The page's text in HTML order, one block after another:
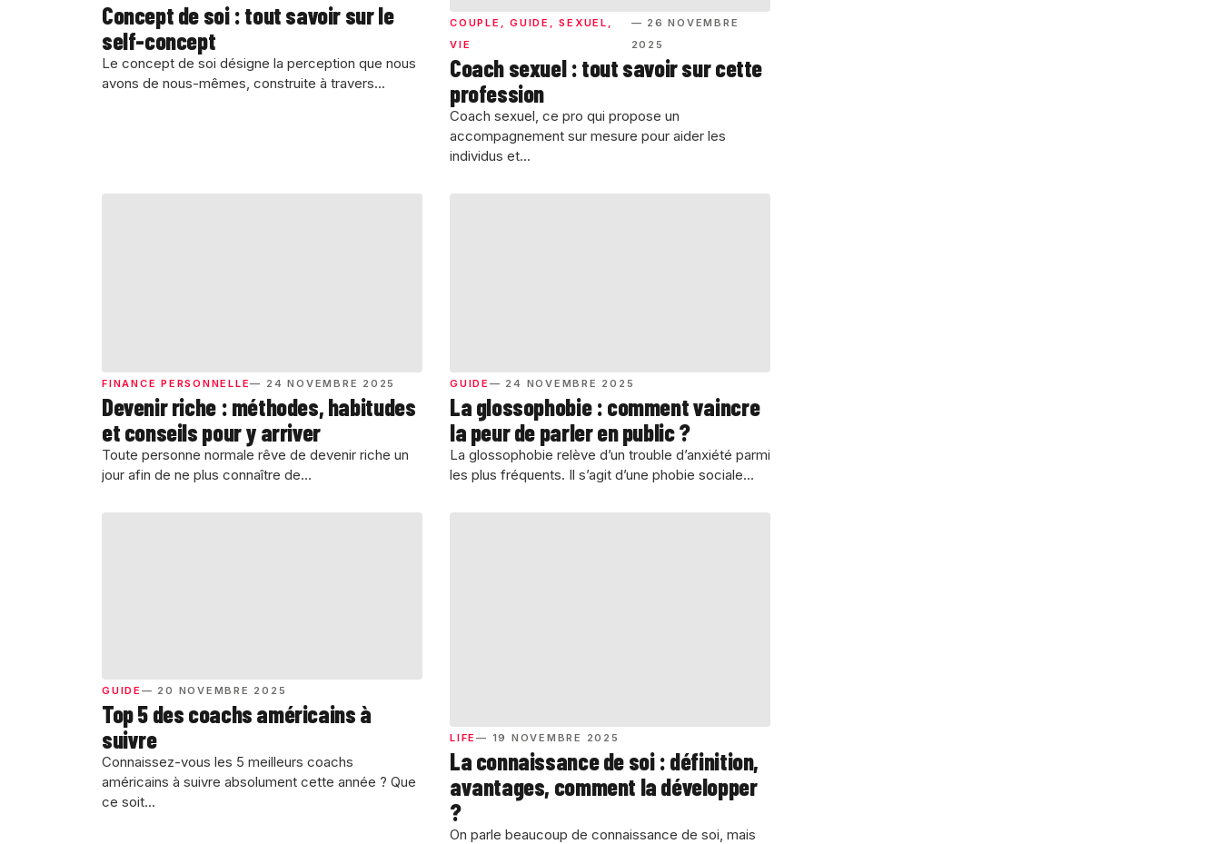
Concept de soi : tout savoir sur le
self-concept
Le concept de soi désigne la perception que nous
avons de nous-mêmes, construite à travers...
COUPLE ,GUIDE ,SEXUEL
VIE
— 26 NOVEMBRE
2025
Coach sexuel : tout savoir sur cette
profession
Coach sexuel, ce pro qui propose un
accompagnement sur mesure pour aider les
individus et...
FINANCE PERSONNELLE— 24 NOVEMBRE 2025
Devenir riche : méthodes, habitudes
et conseils pour y arriver
Toute personne normale rêve de devenir riche un
jour afin de ne plus connaître de...
GUIDE — 24 NOVEMBRE 2025
La glossophobie : comment vaincre
la peur de parler en public ?
La glossophobie relève d’un trouble d’anxiété parmi
les plus fréquents. Il s’agit d’une phobie sociale...
GUIDE — 20 NOVEMBRE 2025
Top 5 des coachs américains à
suivre
Connaissez-vous les 5 meilleurs coachs
américains à suivre absolument cette année ? Que
ce soit...
LIFE— 19 NOVEMBRE 2025
La connaissance de soi : définition,
avantages, comment la développer
?
On parle beaucoup de connaissance de soi, mais